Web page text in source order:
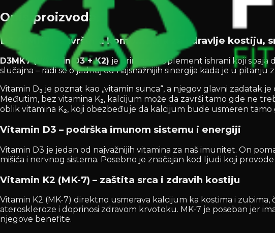
Opis proizvoda
D3 & MK7 – savršena kombinacija za zdravlje kostiju,
D3MK7 (Vitamin D3 + K2) je prirodan suplement ishrani koji
slučajna – radi se o jednoj od najsnažnijih sinergija kada je u
Vitamin D₃ je poznat kao „vitamin sunca“, a njegov glavni zadatak
Međutim, bez vitamina K₂, kalcijum može da završi tamo gde ne
oblik vitamina K₂, koji obezbeđuje da kalcijum bude usmeren
Vitamin D3 – podrška imunom sistemu i energiji
Vitamin D3 je jedan od najvažnijih vitamina za naš imunitet. On
mišića i nervnog sistema. Posebno je značajan kod ljudi koji
Vitamin K2 (MK-7) – zaštita srca i zdravih kostiju
Vitamin K2 (MK-7) direktno usmerava kalcijum ka kostima i
ateroskleroze i doprinosi zdravom krvotoku. MK-7 je poseban jer
njegove benefite.